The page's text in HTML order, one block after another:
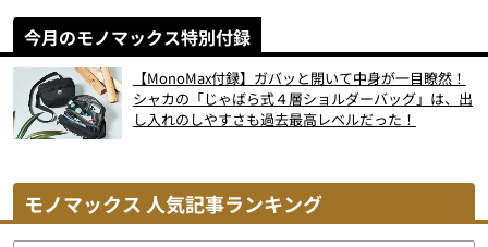
今月のモノマックス特別付録
【MonoMax付録】ガバッと開いて中身が一目瞭然！
シャカの「じゃばら式４層ショルダーバッグ」は、出
し入れのしやすさも過去最高レベルだった！
モノマックス 人気記事ランキング